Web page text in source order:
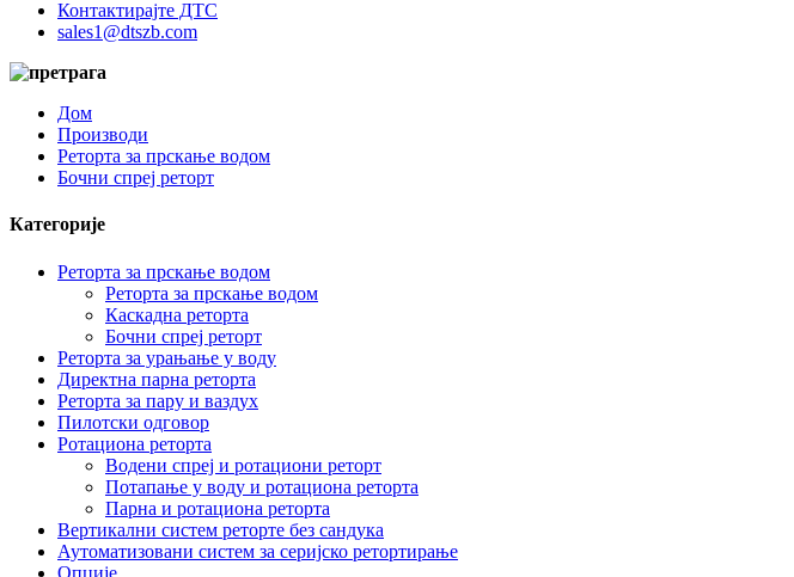
Контактирајте ДТС
sales1@dtszb.com
Дом
Производи
Реторта за прскање водом
Бочни спреј реторт
Категорије
Реторта за прскање водом
Реторта за прскање водом
Каскадна реторта
Бочни спреј реторт
Реторта за урањање у воду
Директна парна реторта
Реторта за пару и ваздух
Пилотски одговор
Ротациона реторта
Водени спреј и ротациони реторт
Потапање у воду и ротациона реторта
Парна и ротациона реторта
Вертикални систем реторте без сандука
Аутоматизовани систем за серијско ретортирање
Опције